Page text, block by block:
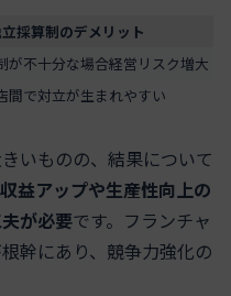
採算制のデメリット
が不十分な場合経営リスク増大
間で対立が生まれやすい
いものの、結果について
収益アップや生産性向上の
が必要です。フランチャ
幹にあり、競争力強化の